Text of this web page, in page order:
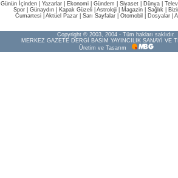
Günün İçinden Yazarlar Ekonomi Gündem Siyaset Dünya |
Spor
Günaydın Kapak Güzeli Astroloji Magazin Sağlık
Cumartesi| Aktüel Pazar| Sarı Sayfalar| Otomobil Dosyalar|
Copyright © 2003, 2004 - Tüm hakları saklıdır.
MERKEZ GAZETE DERGİ BASIM YAYINCILIK SANAYİ VE
Üretim ve Tasarım